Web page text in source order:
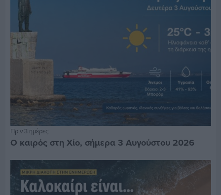
Πριν 3 ημέρες
Ο καιρός στη Χίο, σήμερα 3 Αυγούστου 2026